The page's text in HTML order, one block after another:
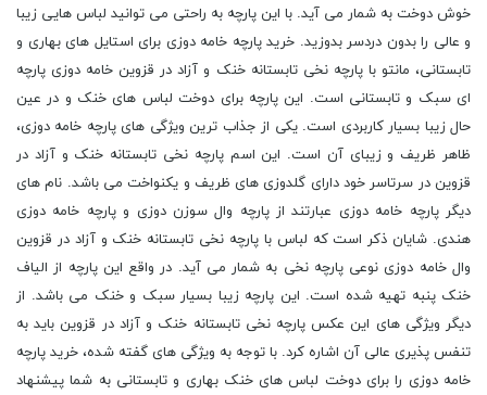
خوش دوخت به شمار می آید. با این پارچه به راحتی می توانید لباس هایی زیبا
و عالی را بدون دردسر بدوزید. خرید پارچه خامه دوزی برای استایل های بهاری و
تابستانی، مانتو با پارچه نخی تابستانه خنک و آزاد در قزوین خامه دوزی پارچه
ای سبک و تابستانی است. این پارچه برای دوخت لباس های خنک و در عین
حال زیبا بسیار کاربردی است. یکی از جذاب ترین ویژگی های پارچه خامه دوزی،
ظاهر ظریف و زیبای آن است. این اسم پارچه نخی تابستانه خنک و آزاد در
قزوین در سرتاسر خود دارای گلدوزی های ظریف و یکنواخت می باشد. نام های
دیگر پارچه خامه دوزی عبارتند از پارچه وال سوزن دوزی و پارچه خامه دوزی
هندی. شایان ذکر است که لباس با پارچه نخی تابستانه خنک و آزاد در قزوین
وال خامه دوزی نوعی پارچه نخی به شمار می آید. در واقع این پارچه از الیاف
خنک پنبه تهیه شده است. این پارچه زیبا بسیار سبک و خنک می باشد. از
دیگر ویژگی های این عکس پارچه نخی تابستانه خنک و آزاد در قزوین باید به
تنفس پذیری عالی آن اشاره کرد. با توجه به ویژگی های گفته شده، خرید پارچه
خامه دوزی را برای دوخت لباس های خنک بهاری و تابستانی به شما پیشنهاد